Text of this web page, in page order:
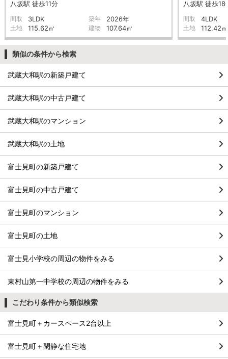
八坂駅 徒歩11分
間取 3LDK 築年 2026年
土地 115.62㎡ 建物 107.64㎡
八坂駅 徒歩18
間取 4LDK
土地 112.42㎡
類似の条件から検索
武蔵大和駅の新築戸建て
武蔵大和駅の中古戸建て
武蔵大和駅のマンション
武蔵大和駅の土地
富士見町の新築戸建て
富士見町の中古戸建て
富士見町のマンション
富士見町の土地
富士見小学校の周辺の物件をみる
東村山第一中学校の周辺の物件をみる
こだわり条件から類似検索
富士見町＋カースペース2台以上
富士見町＋閑静な住宅地